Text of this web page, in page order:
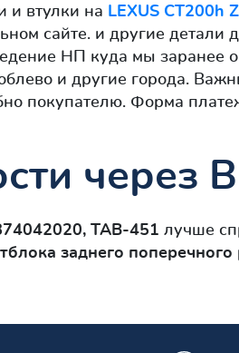
и втулки на LEXUS CT200h
сайте. и другие детали
НП куда мы заранее
и другие города.
покупателю. Форма
через
TAB-451 лучше
заднего